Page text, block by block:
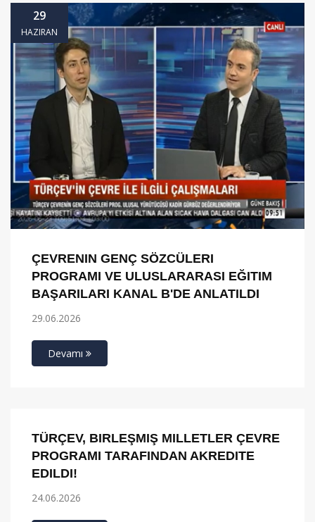
29
HAZIRAN
ÇEVRENIN GENÇ SÖZCÜLERI
PROGRAMI VE ULUSLARARASI EĞITIM
BAŞARILARI KANAL B'DE ANLATILDI
29.06.2026
Devamı
HAZIRAN
TÜRÇEV, BIRLEŞMIŞ MILLETLER ÇEVRE
PROGRAMI TARAFINDAN AKREDITE
EDILDI!
24.06.2026